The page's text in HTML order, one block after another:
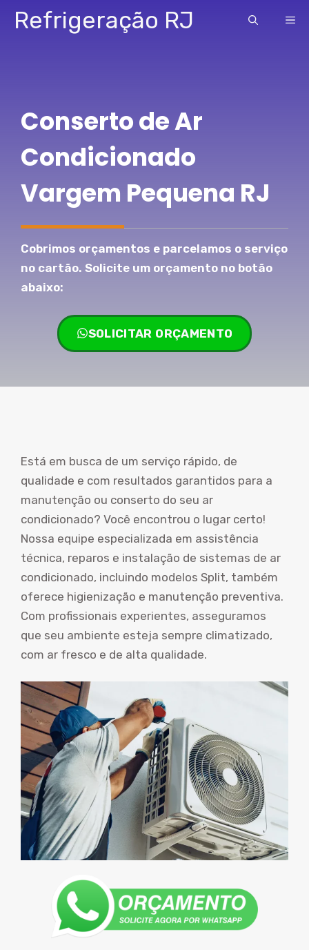
Pular
paraRefrigeração RJ
Conserto de Ar
Condicionado
Vargem Pequena RJ
Cobrimos orçamentos e parcelamos o serviço
no cartão. Solicite um orçamento no botão
abaixo:
SOLICITAR ORÇAMENTO
Está em busca de um serviço rápido, de
qualidade e com resultados garantidos para a
manutenção ou conserto do seu ar
condicionado? Você encontrou o lugar certo!
Nossa equipe especializada em assistência
técnica, reparos e instalação de sistemas de ar
condicionado, incluindo modelos Split, também
oferece higienização e manutenção preventiva.
Com profissionais experientes, asseguramos
que seu ambiente esteja sempre climatizado,
com ar fresco e de alta qualidade.